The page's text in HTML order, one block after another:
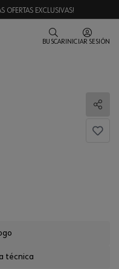
OFERTAS EXCLUSIVAS!
BUSCAR INICIAR SESIÓN
técnica